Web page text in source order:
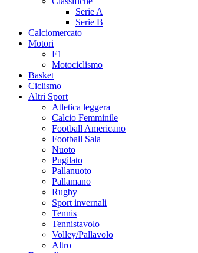
Serie A
Serie B
Calciomercato
Motori
F1
Motociclismo
Basket
Ciclismo
Altri Sport
Atletica leggera
Calcio Femminile
Football Americano
Football Sala
Nuoto
Pugilato
Pallanuoto
Pallamano
Rugby
Sport invernali
Tennis
Tennistavolo
Volley/Pallavolo
Altro